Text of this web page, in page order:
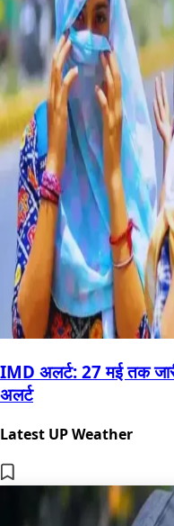
IMD अलर्ट: 27 मई तक जारी
अलर्ट
Latest UP Weather